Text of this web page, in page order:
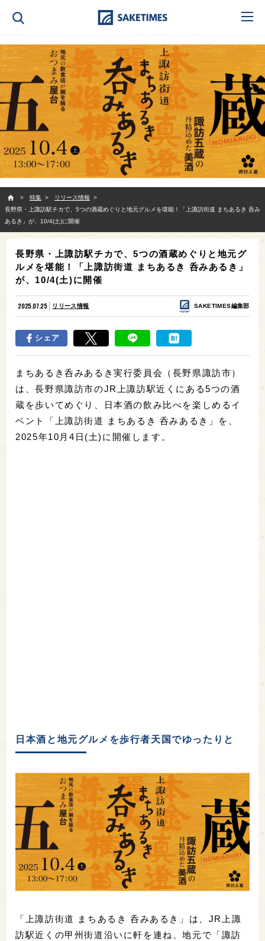
特集
リリース情報
長野県・上諏訪駅チカで、5つの酒蔵めぐりと地元グルメを堪能！「上諏訪街道 まちあるき 呑み
あるき」が、10/4(土)に開催
長野県・上諏訪駅チカで、5つの酒蔵めぐりと地元グ
ルメを堪能！「上諏訪街道 まちあるき 呑みあるき」
が、10/4(土)に開催
2025.07.25 リリース情報 SAKETIMES編集部
シェア
まちあるき呑みあるき実行委員会（長野県諏訪市）
は、長野県諏訪市のJR上諏訪駅近くにある5つの酒
蔵を歩いてめぐり、日本酒の飲み比べを楽しめるイ
ベント「上諏訪街道 まちあるき 呑みあるき」を、
2025年10月4日(土)に開催します。
日本酒と地元グルメを歩行者天国でゆったりと
「上諏訪街道 まちあるき 呑みあるき」は、JR上諏
訪駅近くの甲州街道沿いに軒を連ね、地元で「諏訪